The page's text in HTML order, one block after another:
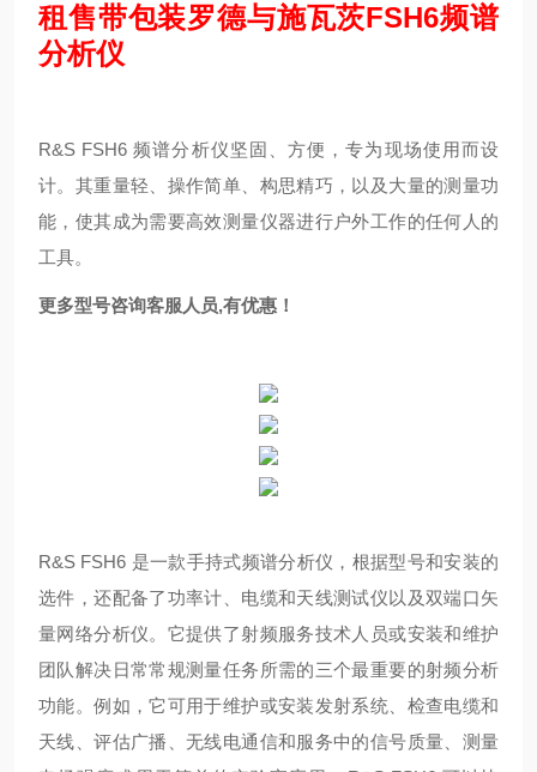
租售带包装罗德与施瓦茨FSH6频谱
分析仪
R&S FSH6 频谱分析仪坚固、方便，专为现场使用而设
计。其重量轻、操作简单、构思精巧，以及大量的测量功
能，使其成为需要高效测量仪器进行户外工作的任何人的
工具。
更多型号咨询客服人员,有优惠！
R&S FSH6 是一款手持式频谱分析仪，根据型号和安装的
选件，还配备了功率计、电缆和天线测试仪以及双端口矢
量网络分析仪。它提供了射频服务技术人员或安装和维护
团队解决日常常规测量任务所需的三个最重要的射频分析
功能。例如，它可用于维护或安装发射系统、检查电缆和
天线、评估广播、无线电通信和服务中的信号质量、测量